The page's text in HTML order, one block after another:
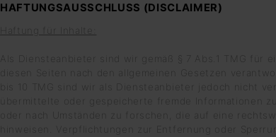
HAFTUNGSAUSSCHLUSS (DISCLAIMER)
Haftung für Inhalte:
Als Diensteanbieter sind wir gemäß § 7 Abs.1 TMG für
diesen Seiten nach den allgemeinen Gesetzen
bis 10 TMG sind wir als Diensteanbieter jedoch nicht
übermittelte oder gespeicherte fremde Informationen
oder nach Umständen zu forschen, die auf eine
hinweisen. Verpflichtungen zur Entfernung oder